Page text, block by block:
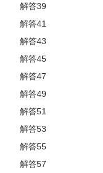
解答39
解答41
解答43
解答45
解答47
解答49
解答51
解答53
解答55
解答57